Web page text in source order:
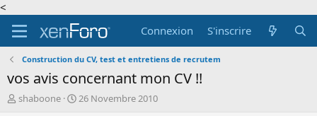
<
Connexion
S'inscrire
Construction du CV, test et entretiens de recrutem
vos avis concernant mon CV !!
A
shaboone
D
26 Novembre 2010